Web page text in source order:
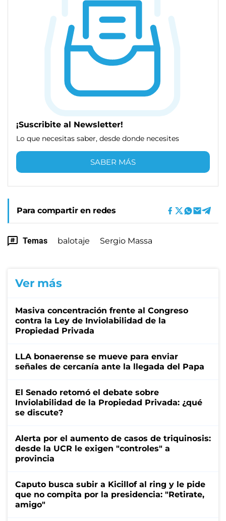
¡Suscribite al Newsletter!
Lo que necesitas saber, desde donde necesites
SABER MÁS
Para compartir en redes
Temas balotaje Sergio Massa
Ver más
Masiva concentración frente al Congreso
contra la Ley de Inviolabilidad de la
Propiedad Privada
LLA bonaerense se mueve para enviar
señales de cercanía ante la llegada del Papa
El Senado retomó el debate sobre
Inviolabilidad de la Propiedad Privada: ¿qué
se discute?
Alerta por el aumento de casos de triquinosis:
desde la UCR le exigen "controles" a
provincia
Caputo busca subir a Kicillof al ring y le pide
que no compita por la presidencia: "Retirate,
amigo"